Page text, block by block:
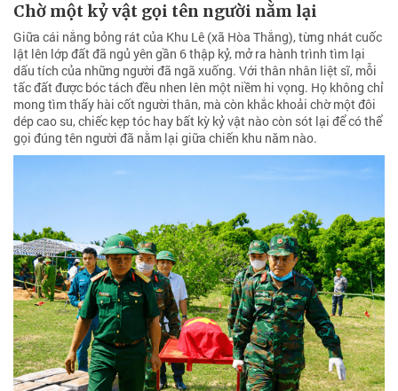
Chờ một kỷ vật gọi tên người nằm lại
Giữa cái nắng bỏng rát của Khu Lê (xã Hòa Thắng), từng nhát cuốc
lật lên lớp đất đã ngủ yên gần 6 thập kỷ, mở ra hành trình tìm lại
dấu tích của những người đã ngã xuống. Với thân nhân liệt sĩ, mỗi
tấc đất được bóc tách đều nhen lên một niềm hi vọng. Họ không chỉ
mong tìm thấy hài cốt người thân, mà còn khắc khoải chờ một đôi
dép cao su, chiếc kẹp tóc hay bất kỳ kỷ vật nào còn sót lại để có thể
gọi đúng tên người đã nằm lại giữa chiến khu năm nào.